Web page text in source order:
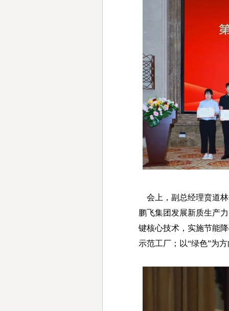
会上，副总经理贲道林
鹏飞集团发展新质生产
键核心技术，实施节能
示范工厂；以“绿色”为